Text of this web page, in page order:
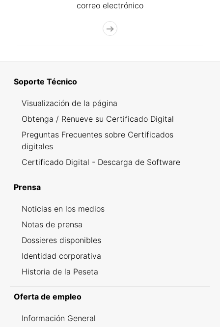
correo electrónico
Soporte Técnico
Visualización de la página
Obtenga / Renueve su Certificado Digital
Preguntas Frecuentes sobre Certificados
digitales
Certificado Digital - Descarga de Software
Prensa
Noticias en los medios
Notas de prensa
Dossieres disponibles
Identidad corporativa
Historia de la Peseta
Oferta de empleo
Información General